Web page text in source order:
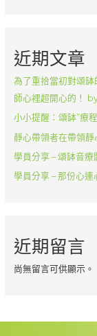
產
聲
音
和
震
頻！
助
緒、
靈
和
近期文章
為了重拾當初對頌
師心裡超開心的！
小小提醒：頌缽”療
靜心帶領者在帶領
學員分享 – 頌缽音
學員分享 – 那份心
近期留言
尚無留言可供顯示。